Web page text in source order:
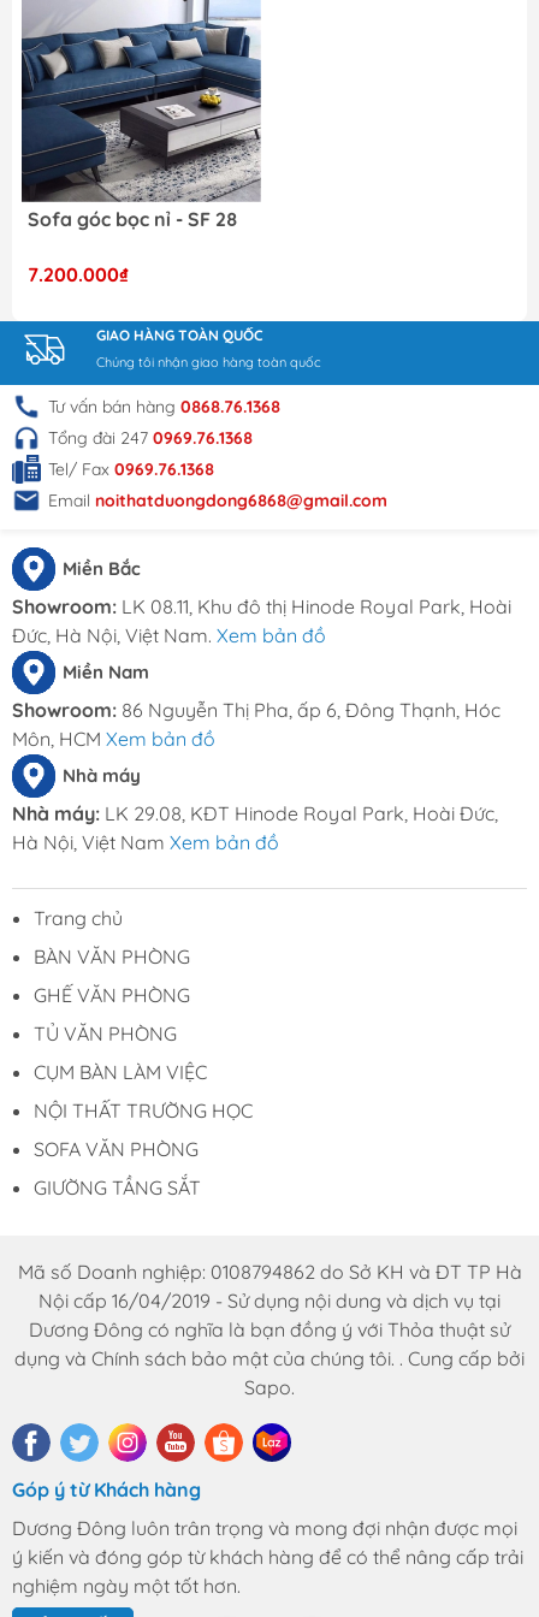
Kệ tivi
Sofa góc bọc nỉ - SF 28
7.200.000₫
GIAO HÀNG TOÀN QUỐC
Chúng tôi nhận giao hàng toàn quốc
Tư vấn bán hàng 0868.76.1368
Tổng đài 247 0969.76.1368
Tel/ Fax 0969.76.1368
Email noithatduongdong6868@gmail.com
Miền Bắc
Showroom: LK 08.11, Khu đô thị Hinode Royal Park, Hoài
Đức, Hà Nội, Việt Nam. Xem bản đồ
Miền Nam
Showroom: 86 Nguyễn Thị Pha, ấp 6, Đông Thạnh, Hóc
Môn, HCM Xem bản đồ
Nhà máy
Nhà máy: LK 29.08, KĐT Hinode Royal Park, Hoài Đức,
Hà Nội, Việt Nam Xem bản đồ
Trang chủ
BÀN VĂN PHÒNG
GHẾ VĂN PHÒNG
TỦ VĂN PHÒNG
CỤM BÀN LÀM VIỆC
NỘI THẤT TRƯỜNG HỌC
SOFA VĂN PHÒNG
GIƯỜNG TẦNG SẮT
Mã số Doanh nghiệp: 0108794862 do Sở KH và ĐT TP Hà
Nội cấp 16/04/2019 - Sử dụng nội dung và dịch vụ tại
Dương Đông có nghĩa là bạn đồng ý với Thỏa thuật sử
dụng và Chính sách bảo mật của chúng tôi. . Cung cấp bởi
Sapo.
Góp ý từ Khách hàng
Dương Đông luôn trân trọng và mong đợi nhận được mọi
ý kiến và đóng góp từ khách hàng để có thể nâng cấp trải
nghiệm ngày một tốt hơn.